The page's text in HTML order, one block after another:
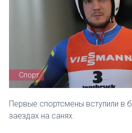
Спорт
Первые спортсмены вступили в
заездах на санях.